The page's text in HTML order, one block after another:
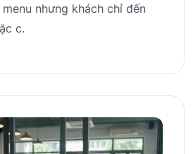
nhưng khách chỉ đến
c.